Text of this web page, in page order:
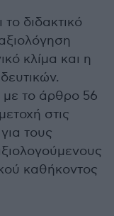
το διδακτικό
κλίμα και η
με το άρθρο 56
στις
τους
καθήκοντος